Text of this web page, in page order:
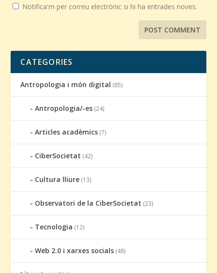
Notifica'm per correu electrònic si hi ha entrades noves.
CATEGORIES
Antropologia i món digital (85)
Antropologia/-es (24)
Articles acadèmics (7)
CiberSocietat (42)
Cultura lliure (13)
Observatori de la CiberSocietat (23)
Tecnologia (12)
Web 2.0 i xarxes socials (48)